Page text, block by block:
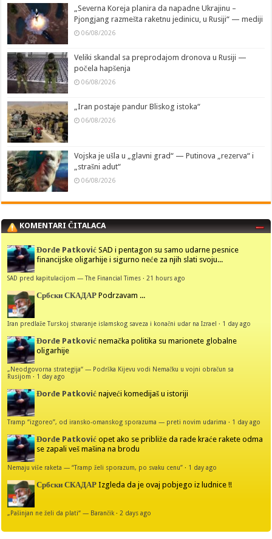
„Severna Koreja planira da napadne Ukrajinu –
Pjongjang razmešta raketnu jedinicu, u Rusiji“ — mediji
06/08/2026
Veliki skandal sa preprodajom dronova u Rusiji —
počela hapšenja
06/08/2026
„Iran postaje pandur Bliskog istoka“
06/08/2026
Vojska je ušla u „glavni grad“ — Putinova „rezerva“ i
„strašni adut“
06/08/2026
KOMENTARI ČITALACA
Đorđe Patković SAD i pentagon su samo udarne pesnice
financijske oligarhije i sigurno neće za njih slati svoju...
SAD pred kapitulacijom — The Financial Times · 21 hours ago
Србски СКАДАР Podrzavam ...
Iran predlaže Turskoj stvaranje islamskog saveza i konačni udar na Izrael · 1 day ago
Đorđe Patković nemačka politika su marionete globalne
oligarhije
„Neodgovorna strategija“ — Podrška Kijevu vodi Nemačku u vojni obračun sa
Rusijom · 1 day ago
Đorđe Patković najveći komedijaš u istoriji
Tramp “izgoreo”, od iransko-omanskog sporazuma — preti novim udarima · 1 day ago
Đorđe Patković opet ako se približe da rade kraće rakete odma
se zapali veš mašina na brodu
Nemaju više raketa — “Tramp želi sporazum, po svaku cenu” · 1 day ago
Србски СКАДАР Izgleda da je ovaj pobjego iz ludnice !!
„Pašinjan ne želi da plati“ — Barančik · 2 days ago